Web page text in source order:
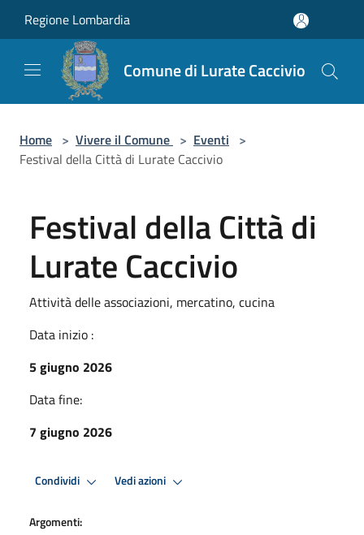
Regione Lombardia
Comune di Lurate Caccivio
Home > Vivere il Comune > Eventi >
Festival della Città di Lurate Caccivio
Festival della Città di
Lurate Caccivio
Attività delle associazioni, mercatino, cucina
Data inizio :
5 giugno 2026
Data fine:
7 giugno 2026
Condividi Vedi azioni
Argomenti: